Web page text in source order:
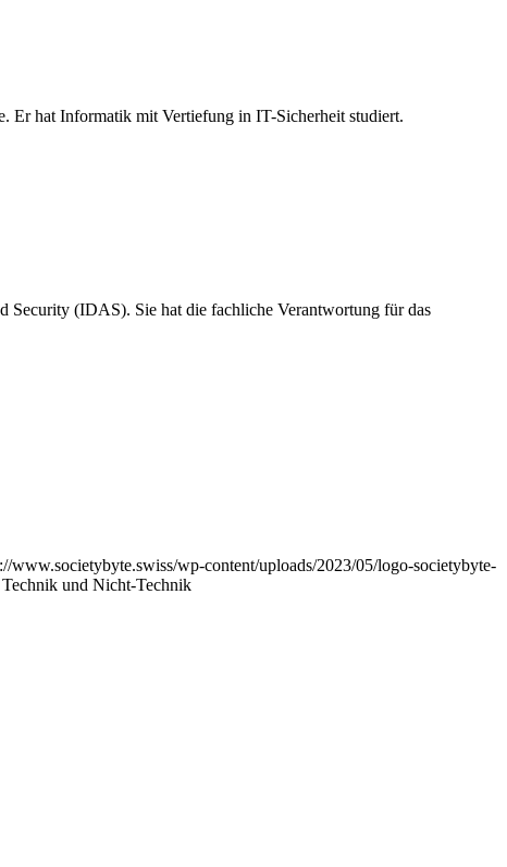
Er hat Informatik mit Vertiefung in IT-Sicherheit studiert.
(IDAS). Sie hat die fachliche Verantwortung für das
www.societybyte.swiss/wp-content/uploads/2023/05/logo-societybyte-
und Nicht-Technik